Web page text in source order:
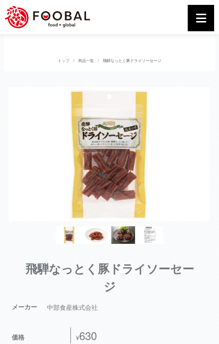
トップ 商品一覧 飛騨なっとく豚ドライソーセージ
飛騨なっとく豚ドライソーセー
ジ
メーカー 中部食産株式会社
価格 ¥630